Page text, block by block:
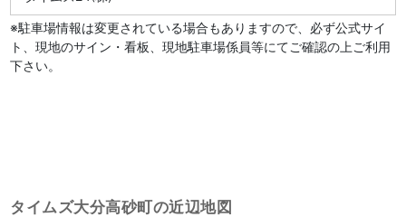
※駐車場情報は変更されている場合もありますので、必ず公式サイ
ト、現地のサイン・看板、現地駐車場係員等にてご確認の上ご利用
下さい。
タイムズ大分高砂町の近辺地図